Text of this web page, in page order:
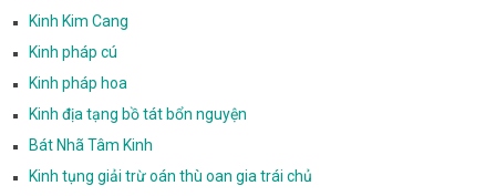
Kinh Kim Cang
Kinh pháp cú
Kinh pháp hoa
Kinh địa tạng bồ tát bổn nguyện
Bát Nhã Tâm Kinh
Kinh tụng giải trừ oán thù oan gia trái chủ